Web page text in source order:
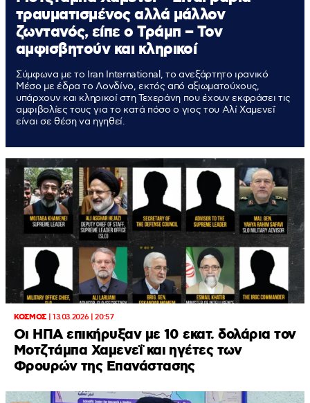
τραυματισμένος αλλά μάλλον
ζωντανός, είπε ο Τράμπ – Τον
αμφισβητούν και κληρικοί
Σύμφωνα με το Iran International, το ανεξάρτητο ιρανικό
Μέσο με έδρα το Λονδίνο, εκτός από αξιωματούχους,
υπάρχουν και κληρικοί στη Τεχεράνη που έχουν εκφράσει τις
αμφιβολίες τους για το κατά πόσο ο γιος του Αλί Χαμενεΐ
είναι σε θέση να ηγηθεί.
ΚΟΣΜΟΣ| 13.03.2026 | 20:57
Οι ΗΠΑ επικήρυξαν με 10 εκατ. δολάρια τον
Μοτζτάμπα Χαμενεΐ και ηγέτες των
Φρουρών της Επανάστασης